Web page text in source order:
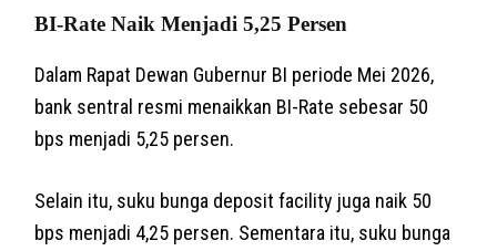
BI-Rate Naik Menjadi 5,25 Persen
Dalam Rapat Dewan Gubernur BI periode Mei 2026,
bank sentral resmi menaikkan BI-Rate sebesar 50
bps menjadi 5,25 persen.
Selain itu, suku bunga deposit facility juga naik 50
bps menjadi 4,25 persen. Sementara itu, suku bunga